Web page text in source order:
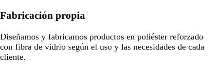
Fabricación propia
Diseñamos y fabricamos productos en poliéster reforzado
con fibra de vidrio según el uso y las necesidades de cada
cliente.